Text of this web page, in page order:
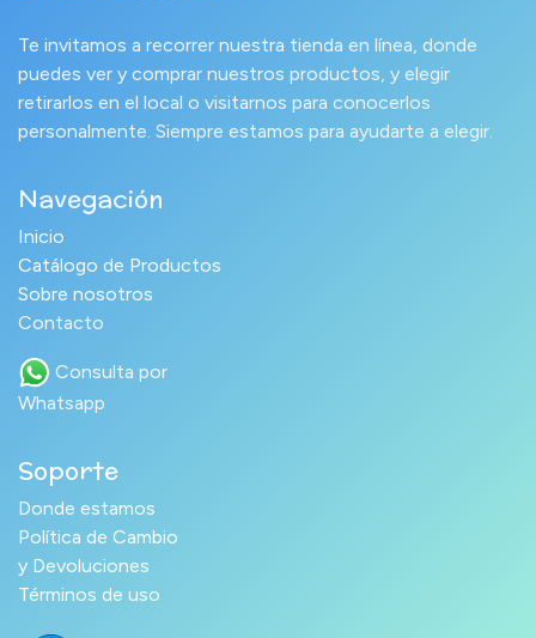
Te invitamos a recorrer nuestra tienda en línea, donde
puedes ver y comprar nuestros productos, y elegir
retirarlos en el local o visitarnos para conocerlos
personalmente. Siempre estamos para ayudarte a elegir.
Navegación
Inicio
Catálogo de Productos
Sobre nosotros
Contacto
Consulta por
Whatsapp
Soporte
Donde estamos
Política de Cambio
y Devoluciones
Términos de uso